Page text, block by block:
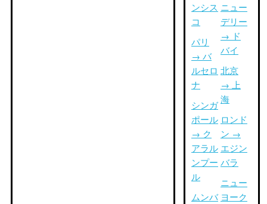
ンシス
コ
パリ
→ バ
ルセロ
ナ
シンガ
ポール
→ ク
アラル
ンプー
ル
ムンバ
ニュー
デリー
→ ド
バイ
北京
→ 上
海
ロンド
ン →
エジン
バラ
ニュー
ヨーク